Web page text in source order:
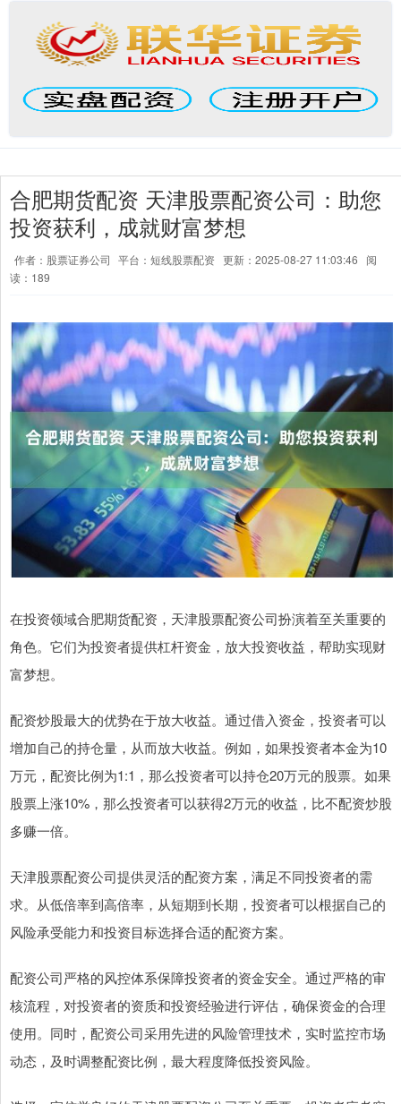
合肥期货配资 天津股票配资公司：助您
投资获利，成就财富梦想
作者：股票证券公司 平台：短线股票配资 更新：2025-08-27 11:03:46
阅
读：189
在投资领域合肥期货配资，天津股票配资公司扮演着至关重要的
角色。它们为投资者提供杠杆资金，放大投资收益，帮助实现财
富梦想。
配资炒股最大的优势在于放大收益。通过借入资金，投资者可以
增加自己的持仓量，从而放大收益。例如，如果投资者本金为10
万元，配资比例为1:1，那么投资者可以持仓20万元的股票。如果
股票上涨10%，那么投资者可以获得2万元的收益，比不配资炒股
多赚一倍。
天津股票配资公司提供灵活的配资方案，满足不同投资者的需
求。从低倍率到高倍率，从短期到长期，投资者可以根据自己的
风险承受能力和投资目标选择合适的配资方案。
配资公司严格的风控体系保障投资者的资金安全。通过严格的审
核流程，对投资者的资质和投资经验进行评估，确保资金的合理
使用。同时，配资公司采用先进的风险管理技术，实时监控市场
动态，及时调整配资比例，最大程度降低投资风险。